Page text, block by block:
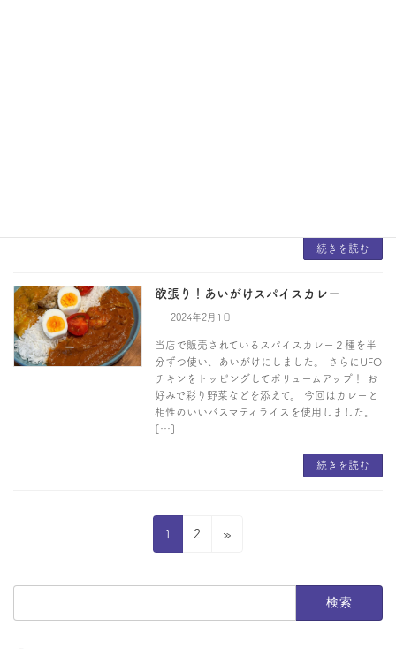
続きを読む
欲張り！あいがけスパイスカレー
2024年2月1日
当店で販売されているスパイスカレー２種を半
分ずつ使い、あいがけにしました。 さらにUFO
チキンをトッピングしてボリュームアップ！ お
好みで彩り野菜などを添えて。 今回はカレーと
相性のいいバスマティライスを使用しました。
[…]
続きを読む
の
ペ
固
1
固
2 »
索: